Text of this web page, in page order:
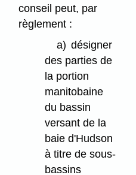
conseil peut, par
règlement :
a) désigner
des parties de
la portion
manitobaine
du bassin
versant de la
baie d'Hudson
à titre de sous-
bassins